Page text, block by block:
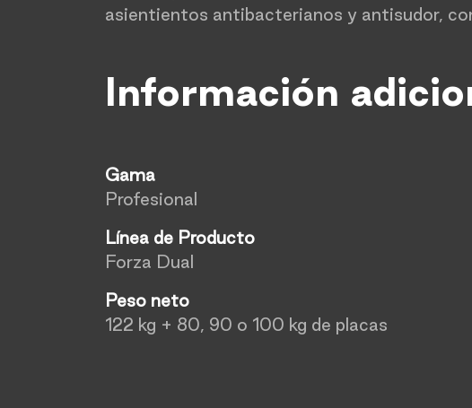
asientientos antibacterianos y antisudor,
Información
Gama
Profesional
Línea de Producto
Forza Dual
Peso neto
122 kg + 80, 90 o 100 kg de placas